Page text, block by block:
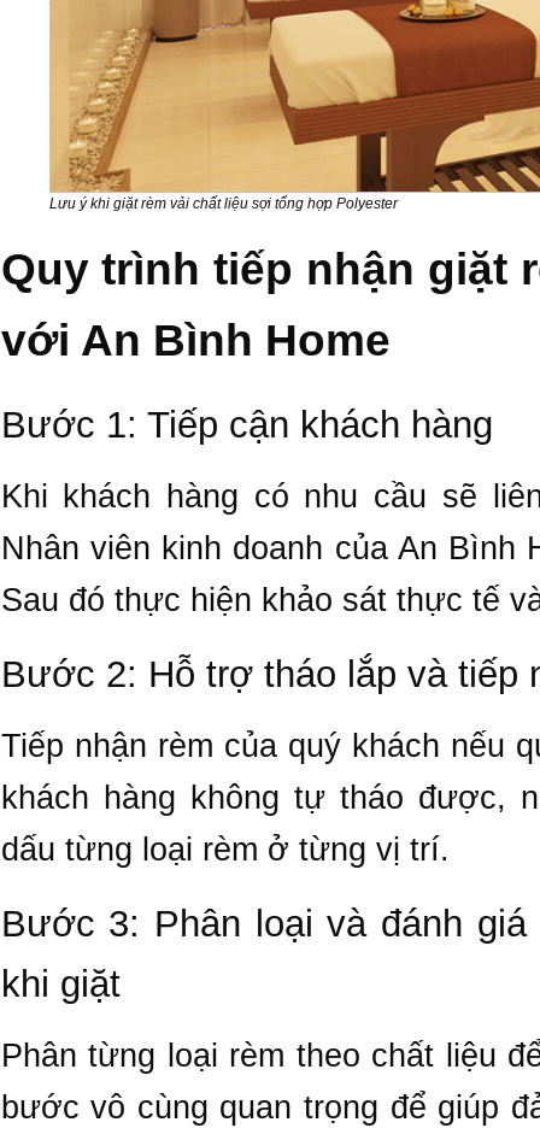
Lưu ý khi giặt rèm vải chất liệu sợi tổng hợp Polyester
Quy trình tiếp nhận giặt
với An Bình Home
Bước 1: Tiếp cận khách hàng
Khi khách hàng có nhu cầu sẽ
Nhân viên kinh doanh của An Bình
Sau đó thực hiện khảo sát thực tế
Bước 2: Hỗ trợ tháo lắp và tiếp
Tiếp nhận rèm của quý khách nếu
khách hàng không tự tháo được,
dấu từng loại rèm ở từng vị trí.
Bước 3: Phân loại và đánh
khi giặt
Phân từng loại rèm theo chất liệu
bước vô cùng quan trọng để giúp